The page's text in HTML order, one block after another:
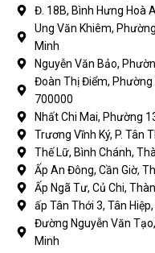
Đ. 18B, Bình Hưng Hoà
Ung Văn Khiêm,
Minh
Nguyễn Văn Bảo,
Đoàn Thị Điểm, Phường
700000
Nhất Chi Mai, Phường
Trương Vĩnh Ký, P. Tân
Thế Lữ, Bình Chánh,
Ấp An Đông, Cần Giờ,
Ấp Ngã Tư, Củ Chi,
ấp Tân Thới 3, Tân
Đường Nguyễn Văn
Minh